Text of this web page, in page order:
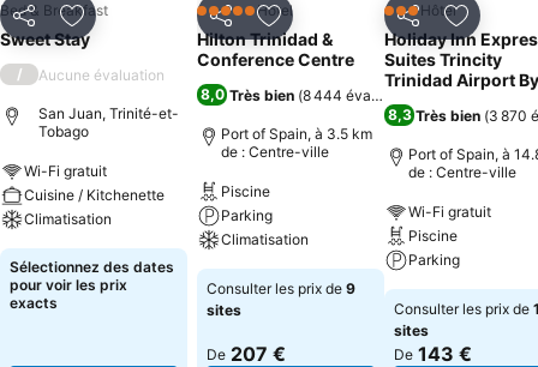
PartagerAjouter à mes favoris
Bed & Breakfast
Sweet Stay
/ Aucune évaluation
San Juan, Trinité-et-
Tobago
Wi-Fi gratuit
Cuisine / Kitchenette
Climatisation
Sélectionnez des dates
pour voir les prix
exacts
PartagerAjouter à mes favoris
5 Étoiles Hôtel
Hilton Trinidad &
Conference Centre
8,0 Très bien (8 444 évaluations
Port of Spain, à 3.5 km
de : Centre-ville
Piscine
Parking
Climatisation
Consulter les prix de 9
sites
De 207 €
PartagerAjouter
3 ÉtoilesHôtel
Holiday Inn
Suites Trincity
Trinidad Airport
8,3 Très bien (3 870
Port of Spain, à
de : Centre-ville
Wi-Fi gratuit
Piscine
Parking
Consulter les prix de
sites
De 143 €